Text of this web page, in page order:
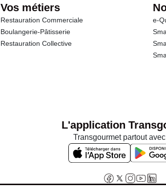
Vos métiers
Restauration Commerciale
Boulangerie-Pâtisserie
Restauration Collective
e-
L'application
Transgourmet partout